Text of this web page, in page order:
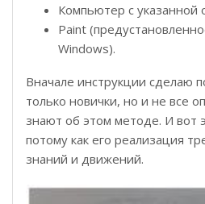
Компьютер с указанной
Paint
Windows).
Вначале инструкции сделаю
только новички, но и не все
знают об этом методе. И вот
потому как его реализация
знаний и движений.